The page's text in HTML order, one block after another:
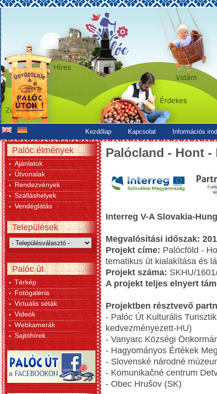
Kezdőlap Kapcsolat Információs
Palóc élmények
Ajánlatok
Útvonalak
Rendezvények
Szálláshelyek
Vendéglátás
Települések
Palóc út
Térkép
Fotógaléria
Virtuális séták
Videók
Webkamerák
Sajtóhírek
Palócland - Hont -
Interreg V-A Slovakia-
Megvalósítási időszak:
Projekt címe: Palócföld -
tematikus út kialakítása és
Projekt száma: SKHU/
A projekt teljes elnyert
Projektben résztvevő
- Palóc Út Kulturális
kedvezményezett-HU)
- Vanyarc Községi
- Hagyományos Értékek
- Slovenské národné
- Komunikačné centrum
- Obec Hrušov (SK)